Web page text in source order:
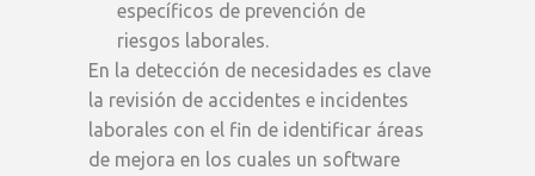
específicos de prevención de
riesgos laborales.
En la detección de necesidades es clave
la revisión de accidentes e incidentes
laborales con el fin de identificar áreas
de mejora en los cuales un software